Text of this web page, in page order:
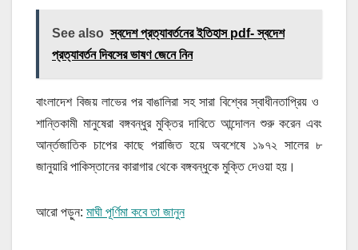
See also স্বদেশ প্রত্যাবর্তনের ইতিহাস pdf- স্বদেশ
প্রত্যাবর্তন দিবসের ভাষণ জেনে নিন
বাংলাদেশ বিজয় লাভের পর বাঙালিরা সহ সারা বিশ্বের স্বাধীনতাপ্রিয় ও
শান্তিকামী মানুষেরা বঙ্গবন্ধুর মুক্তির দাবিতে আন্দোলন শুরু করেন এবং
আর্ন্তজাতিক চাপের কাছে পরাজিত হয়ে অবশেষে ১৯৭২ সালের ৮
জানুয়ারি পাকিস্তানের কারাগার থেকে বঙ্গবন্ধুকে মুক্তি দেওয়া হয়।
আরো পড়ুন: মাঘী পূর্ণিমা কবে তা জানুন